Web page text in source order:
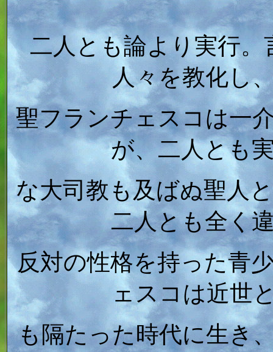
二人とも論より実行
人々を教化し
聖フランチェスコは一
が、二人とも
な大司教も及ばぬ聖人
二人とも全く
反対の性格を持った青
ェスコは近世
も隔たった時代に生き